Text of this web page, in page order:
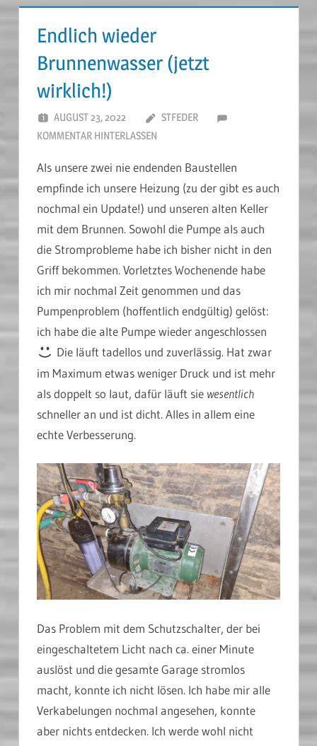
Endlich wieder
Brunnenwasser (jetzt
wirklich!)
AUGUST 23, 2022
STFEDER
KOMMENTAR HINTERLASSEN
Als unsere zwei nie endenden Baustellen
empfinde ich unsere Heizung (zu der gibt es auch
nochmal ein Update!) und unseren alten Keller
mit dem Brunnen. Sowohl die Pumpe als auch
die Stromprobleme habe ich bisher nicht in den
Griff bekommen. Vorletztes Wochenende habe
ich mir nochmal Zeit genommen und das
Pumpenproblem (hoffentlich endgültig) gelöst:
ich habe die alte Pumpe wieder angeschlossen
Die läuft tadellos und zuverlässig. Hat zwar
im Maximum etwas weniger Druck und ist mehr
als doppelt so laut, dafür läuft sie wesentlich
schneller an und ist dicht. Alles in allem eine
echte Verbesserung.
Das Problem mit dem Schutzschalter, der bei
eingeschaltetem Licht nach ca. einer Minute
auslöst und die gesamte Garage stromlos
macht, konnte ich nicht lösen. Ich habe mir alle
Verkabelungen nochmal angesehen, konnte
aber nichts entdecken. Ich werde wohl nicht